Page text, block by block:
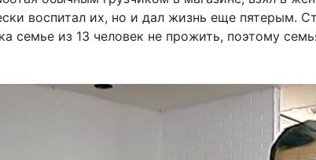
воспитал их, но и дал жизнь еще пятерым.
семье из 13 человек не прожить, поэтому